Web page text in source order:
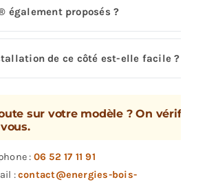
également proposés ?
de ce côté est-elle facile ?
sur votre modèle ? On vérifie
: 06 52 17 11 91
:contact@energies-bois-